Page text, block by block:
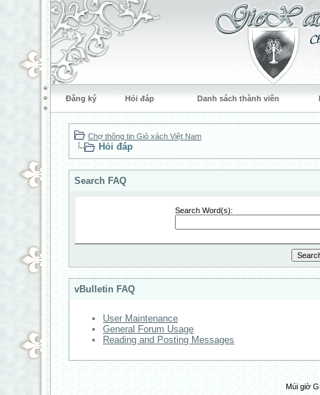
Đăng ký Hỏi đáp Danh sách thành viên
Chợ thông tin Giỏ xách Việt Nam
Hỏi đáp
Search FAQ
Search Word(s):
vBulletin FAQ
User Maintenance
General Forum Usage
Reading and Posting Messages
Múi giờ